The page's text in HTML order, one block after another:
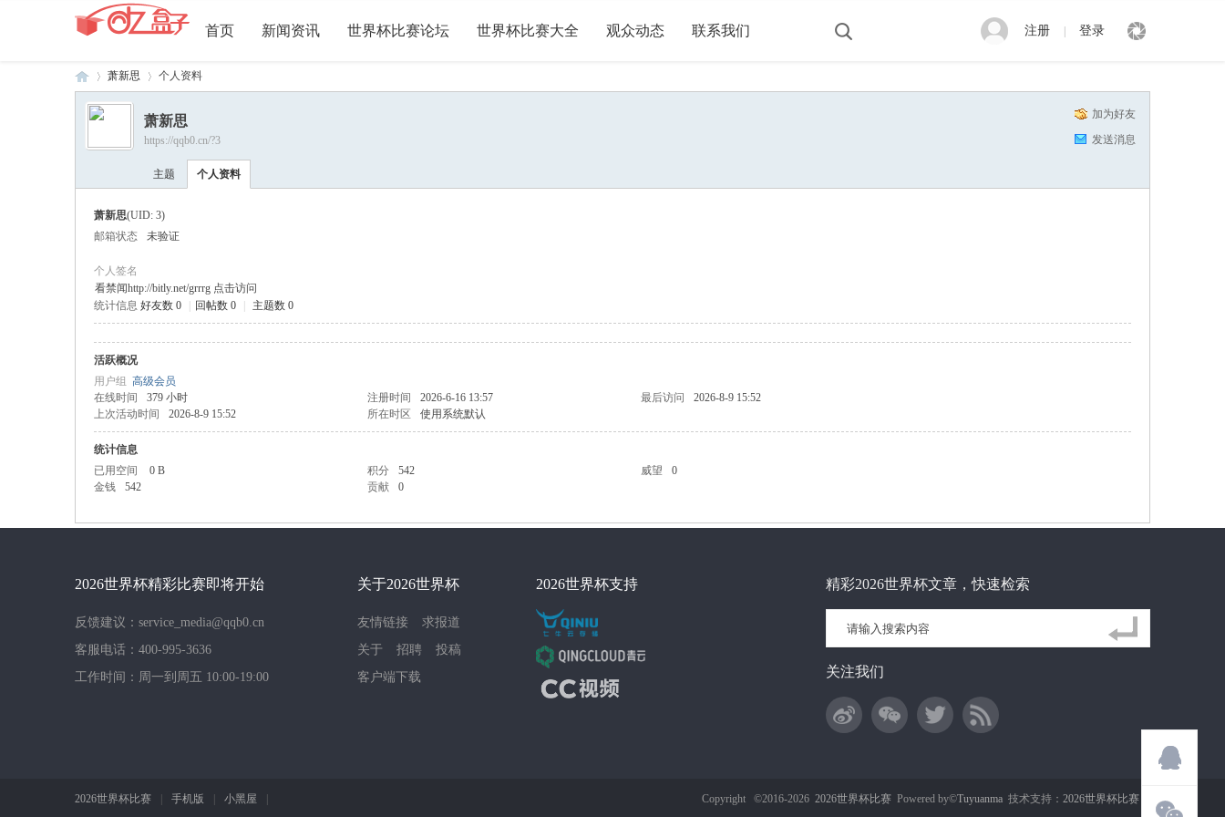
首页 新闻资讯 世界杯比赛论坛 世界杯比赛大全 观众动态 联系我们 注册 登录
›
萧新思 个人资料
加为好友
发送消息
萧新思
https://qqb0.cn/?3
主题 个人资料
萧新思(UID: 3)
邮箱状态
未验证
个人签名
看禁闻http://bitly.net/grrrg 点击访问
统计信息 好友数 0 回帖数 0 主题数 0
活跃概况
用户组 高级会员
在线时间
379 小时 注册时间 2026-6-16 13:57 最后访问
2026-8-9 15:52
上次活动时间
2026-8-9 15:52 所在时区 使用系统默认
统计信息
已用空间
0 B 积分 542 威望
0
金钱
542 贡献 0
2026世界杯精彩比赛即将开始
反馈建议：service_media@qqb0.cn
客服电话：400-995-3636
工作时间：周一到周五 10:00-19:00
关于2026世界杯
友情链接
求报道
关于
招聘
投稿
客户端下载
2026世界杯支持 精彩2026世界杯文章，快速检索
关注我们
2026世界杯比赛 手机版 小黑屋 Copyright ©2016-2026 2026世界杯比赛 Powered by©Tuyuanma 技术支持： 2026世界杯比赛